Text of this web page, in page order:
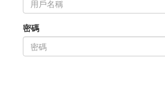
密碼